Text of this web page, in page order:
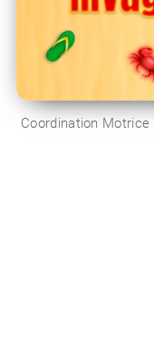
Coordination Motrice